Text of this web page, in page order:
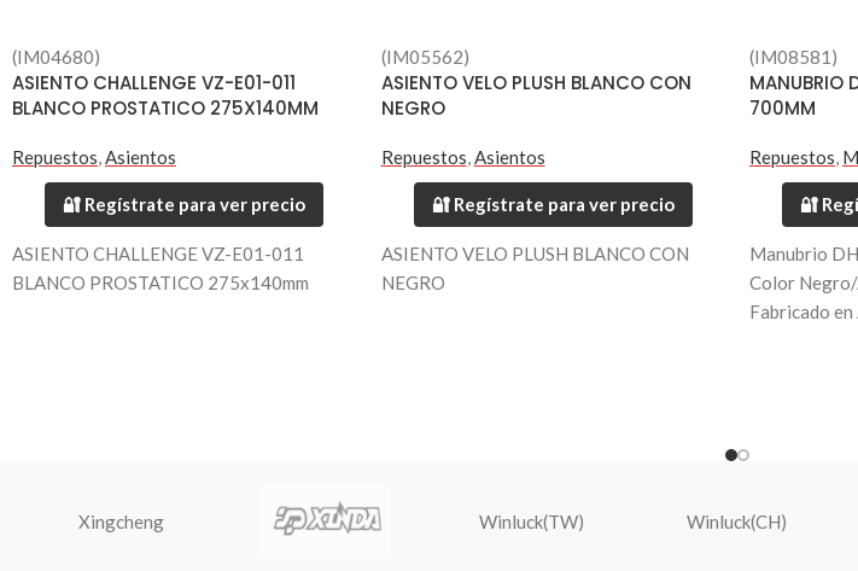
(IM04680)
ASIENTO CHALLENGE VZ-E01-011
BLANCO PROSTATICO 275X140MM
Repuestos,Asientos
🔐 Regístrate para ver precio
ASIENTO CHALLENGE VZ-E01-011
BLANCO PROSTATICO 275x140mm
(IM05562)
ASIENTO VELO PLUSH BLANCO CON
NEGRO
Repuestos,Asientos
🔐 Regístrate para ver precio
ASIENTO VELO PLUSH BLANCO CON
NEGRO
(IM08581)
MANUBRIO
700MM
Repuestos,
🔐
Manubrio
Color
Fabricado
Xingcheng Winluck(TW) Winluck(CH)